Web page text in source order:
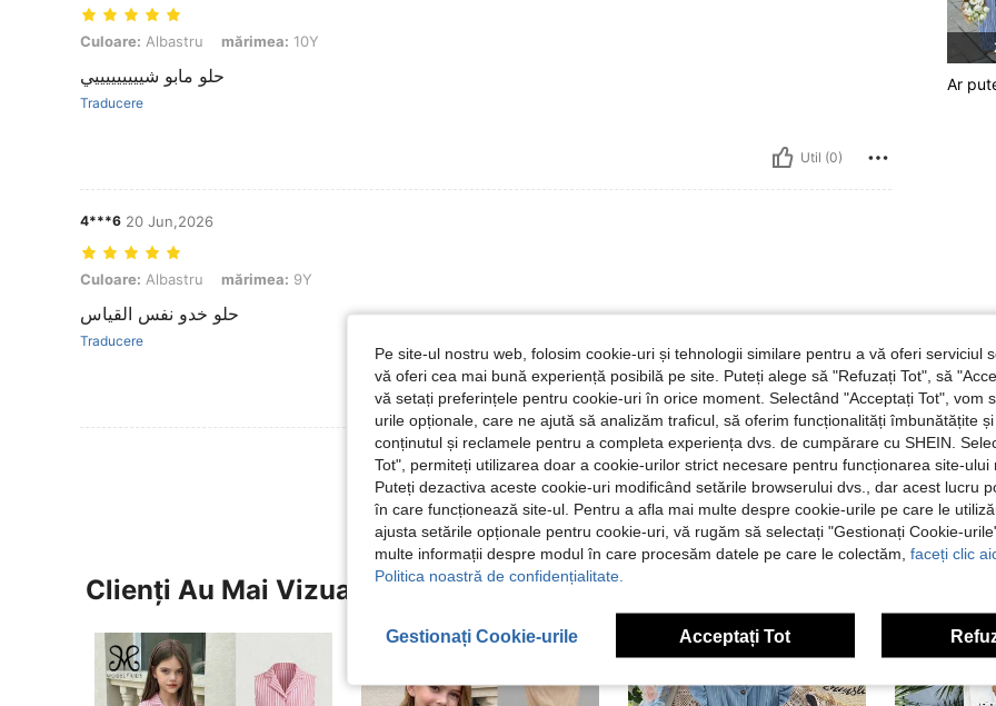
Culoare: Albastru, mărimea: 10Y
Culoare: Albastru mărimea: 10Y
حلو مابو شيييييييييي
Traducere
Util (0)
4***6 20 Jun,2026
Culoare: Albastru, mărimea: 9Y
Culoare: Albastru mărimea: 9Y
حلو خدو نفس القياس
Traducere
Util (0)
Vezi Mai Multe Recenzii
Ar
Clienți Au Mai Vizualizat
Pe site-ul nostru web, folosim cookie-uri și tehnologii similare pentru a vă oferi serviciul
vă oferi cea mai bună experiență posibilă pe site. Puteți alege să "Refuzați Tot", să
vă setați preferințele pentru cookie-uri în orice moment. Selectând "Acceptați Tot", vom
urile opționale, care ne ajută să analizăm traficul, să oferim funcționalități îmbunătățite
conținutul și reclamele pentru a completa experiența dvs. de cumpărare cu SHEIN.
Tot", permiteți utilizarea doar a cookie-urilor strict necesare pentru funcționarea site-ului
Puteți dezactiva aceste cookie-uri modificând setările browserului dvs., dar acest lucru
în care funcționează site-ul. Pentru a afla mai multe despre cookie-urile pe care le
ajusta setările opționale pentru cookie-uri, vă rugăm să selectați "Gestionați Cookie-
multe informații despre modul în care procesăm datele pe care le colectăm, faceți clic
Politica noastră de confidențialitate.
Gestionați Cookie-urile Acceptați Tot